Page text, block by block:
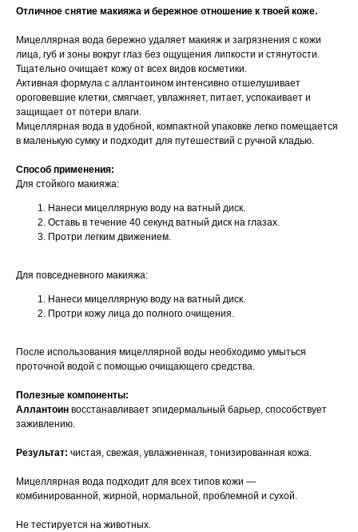
Отличное снятие макияжа и бережное отношение к твоей коже.
Мицеллярная вода бережно удаляет макияж и загрязнения с кожи
лица, губ и зоны вокруг глаз без ощущения липкости и стянутости.
Тщательно очищает кожу от всех видов косметики.
Активная формула с аллантоином интенсивно отшелушивает
ороговевшие клетки, смягчает, увлажняет, питает, успокаивает и
защищает от потери влаги.
Мицеллярная вода в удобной, компактной упаковке легко помещается
в маленькую сумку и подходит для путешествий с ручной кладью.
Способ применения:
Для стойкого макияжа:
Нанеси мицеллярную воду на ватный диск.
Оставь в течение 40 секунд ватный диск на глазах.
Протри легким движением.
Для повседневного макияжа:
Нанеси мицеллярную воду на ватный диск.
Протри кожу лица до полного очищения.
После использования мицеллярной воды необходимо умыться
проточной водой с помощью очищающего средства.
Полезные компоненты:
Аллантоин восстанавливает эпидермальный барьер, способствует
заживлению.
Результат: чистая, свежая, увлажненная, тонизированная кожа.
Мицеллярная вода подходит для всех типов кожи —
комбинированной, жирной, нормальной, проблемной и сухой.
Не тестируется на животных.